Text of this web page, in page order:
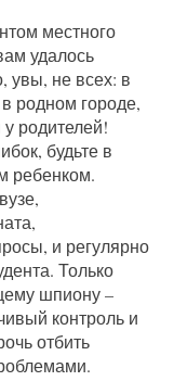
местного
удалось
увы, не всех: в
родном городе,
родителей!
будьте в
ребенком.
и регулярно
Только
шпиону –
контроль и
отбить